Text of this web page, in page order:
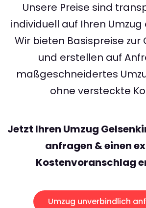
Unsere Preise sind
individuell auf Ihren
Wir bieten Basispreise zur
und erstellen auf
maßgeschneidertes
ohne versteckte
Jetzt Ihren Umzug
anfragen & einen
Kostenvoranschlag
Umzug unverbindlich